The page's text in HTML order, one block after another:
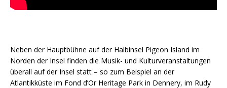
Neben der Hauptbühne auf der Halbinsel Pigeon Island im
Norden der Insel finden die Musik- und Kulturveranstaltungen
überall auf der Insel statt – so zum Beispiel an der
Atlantikküste im Fond d’Or Heritage Park in Dennery, im Rudy